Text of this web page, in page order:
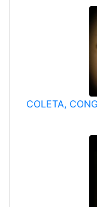
COLETA,